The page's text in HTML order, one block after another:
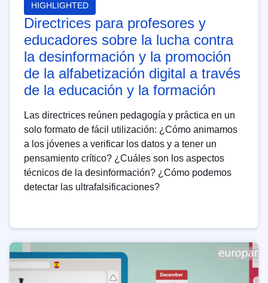
HIGHLIGHTED
Directrices para profesores y
educadores sobre la lucha contra
la desinformación y la promoción
de la alfabetización digital a través
de la educación y la formación
Las directrices reúnen pedagogía y práctica en un
solo formato de fácil utilización: ¿Cómo animamos
a los jóvenes a verificar los datos y a tener un
pensamiento crítico? ¿Cuáles son los aspectos
técnicos de la desinformación? ¿Cómo podemos
detectar las ultrafalsificaciones?